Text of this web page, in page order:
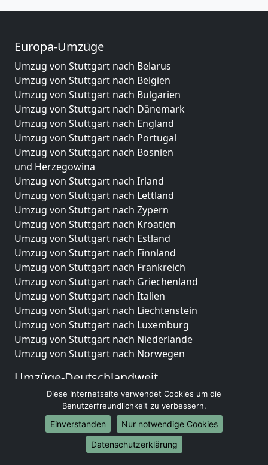
Europa-Umzüge
Umzug von Stuttgart nach Belarus
Umzug von Stuttgart nach Belgien
Umzug von Stuttgart nach Bulgarien
Umzug von Stuttgart nach Dänemark
Umzug von Stuttgart nach England
Umzug von Stuttgart nach Portugal
Umzug von Stuttgart nach Bosnien
und Herzegowina
Umzug von Stuttgart nach Irland
Umzug von Stuttgart nach Lettland
Umzug von Stuttgart nach Zypern
Umzug von Stuttgart nach Kroatien
Umzug von Stuttgart nach Estland
Umzug von Stuttgart nach Finnland
Umzug von Stuttgart nach Frankreich
Umzug von Stuttgart nach Griechenland
Umzug von Stuttgart nach Italien
Umzug von Stuttgart nach Liechtenstein
Umzug von Stuttgart nach Luxemburg
Umzug von Stuttgart nach Niederlande
Umzug von Stuttgart nach Norwegen
Umzüge-Deutschlandweit
Umzug von Stuttgart nach Berlin
Umzug von Stuttgart nach Hamburg
Umzug von Stuttgart nach München
Umzug von Stuttgart nach Köln
Umzug von Stuttgart nach Frankfurt am Main
Diese Internetseite verwendet Cookies um die
Benutzerfreundlichkeit zu verbessern.
Einverstanden
Nur notwendige Cookies
Datenschutzerklärung